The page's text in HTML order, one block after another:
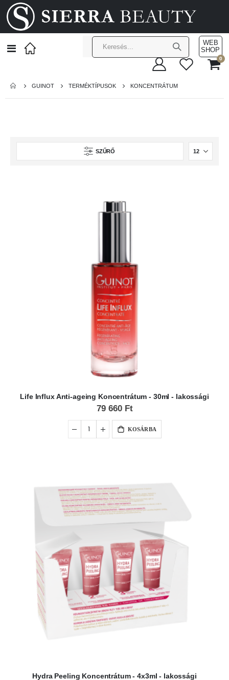
Toggle
WEB
SHOP
Cart
0
GUINOT TERMÉKTÍPUSOK KONCENTRÁTUM
SZŰRŐ
Life Influx Anti-ageing Koncentrátum - 30ml - lakossági
79 660 Ft
KOSÁRBA
Hydra Peeling Koncentrátum - 4x3ml - lakossági